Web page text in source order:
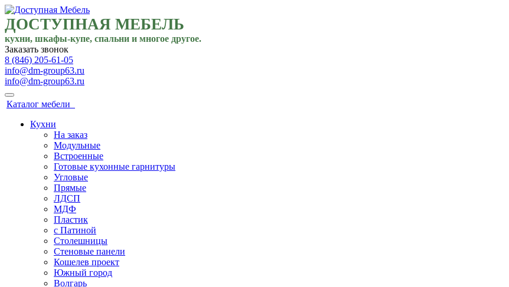
ДОСТУПНАЯ МЕБЕЛЬ
кухни, шкафы-купе, спальни и многое другое.
Заказать звонок
8 (846) 205-61-05
info@dm-group63.ru
info@dm-group63.ru
Каталог мебели
Кухни
На заказ
Модульные
Встроенные
Готовые кухонные гарнитуры
Угловые
Прямые
ЛДСП
МДФ
Пластик
с Патиной
Столешницы
Стеновые панели
Кошелев проект
Южный город
Волгарь